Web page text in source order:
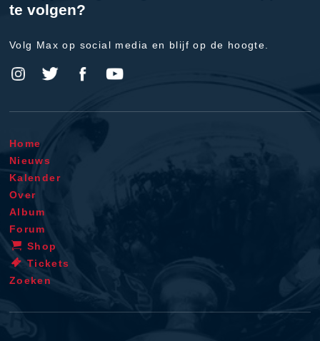
te volgen?
Volg Max op social media en blijf op de hoogte.
Home
Nieuws
Kalender
Over
Album
Forum
Shop
Tickets
Zoeken